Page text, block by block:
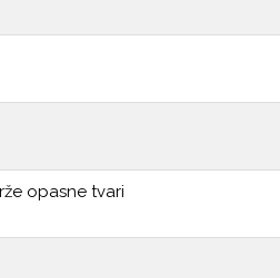
opasne tvari